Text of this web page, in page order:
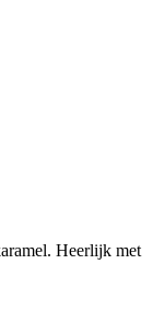
Heerlijk met